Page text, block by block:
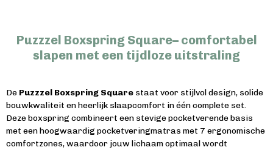
Puzzzel Boxspring Square– comfortabel
slapen met een tijdloze uitstraling
De Puzzzel Boxspring Square staat voor stijlvol design, solide
bouwkwaliteit en heerlijk slaapcomfort in één complete set.
Deze boxspring combineert een stevige pocketverende basis
met een hoogwaardig pocketveringmatras met 7 ergonomische
comfortzones, waardoor jouw lichaam optimaal wordt